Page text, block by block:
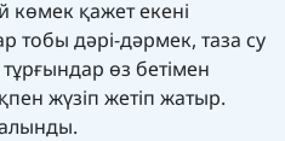
көмек қажет екені
тобы дәрі-дәрмек, таза су
өз бетімен
жүзіп жетіп жатыр.